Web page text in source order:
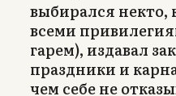
выбирался некто,
всеми
гарем), издавал
праздники и
чем себе не